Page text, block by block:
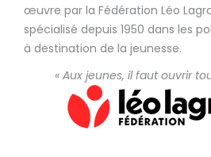
œuvre par la Fédération Léo
spécialisé depuis 1950 dans les
à destination de la jeunesse.
« Aux jeunes, il faut ouvrir